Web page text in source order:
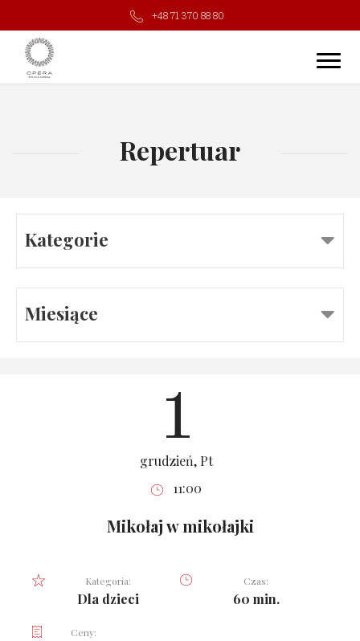
+48 71 370 88 80
Repertuar
Kategorie
Miesiące
1
grudzień, Pt
11:00
Mikołaj w mikołajki
Kategoria:
Dla dzieci
Czas:
60 min.
Ceny: